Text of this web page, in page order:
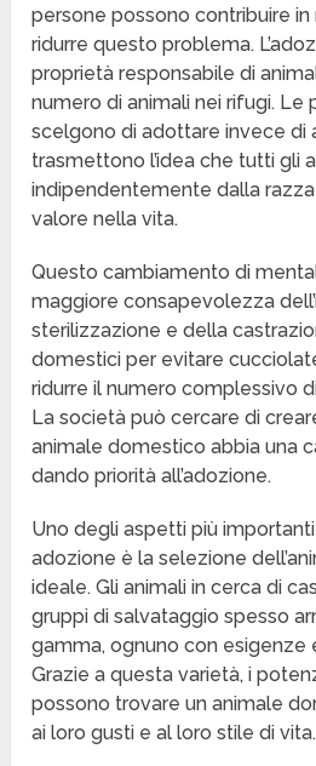
persone possono contribuire
ridurre questo problema.
proprietà responsabile di
numero di animali nei rifugi. Le
scelgono di adottare invece di
trasmettono l’idea che tutti gli
indipendentemente dalla razza
valore nella vita.
Questo cambiamento di
maggiore consapevolezza
sterilizzazione e della
domestici per evitare
ridurre il numero complessivo
La società può cercare di
animale domestico abbia una
dando priorità all’adozione.
Uno degli aspetti più
adozione è la selezione
ideale. Gli animali in cerca di
gruppi di salvataggio spesso
gamma, ognuno con esigenze
Grazie a questa varietà, i
possono trovare un animale
ai loro gusti e al loro stile di vita.